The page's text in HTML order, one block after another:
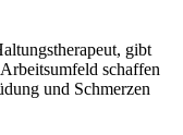
gibt
schaffen
und Schmerzen